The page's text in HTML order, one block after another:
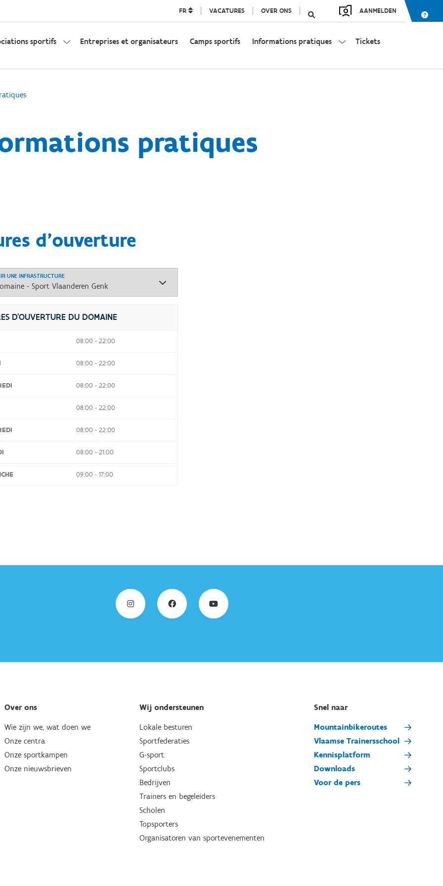
FR VACATURES OVER ONS AANMELDEN
sportifs Entreprises et organisateurs Camps sportifs Informations pratiques Tickets
pratiques
d'ouverture
UNE INFRASTRUCTURE
D'OUVERTURE DU DOMAINE
08:00 - 22:00
08:00 - 22:00
08:00 - 22:00
08:00 - 22:00
08:00 - 22:00
08:00 - 21:00
09:00 - 17:00
Over ons
Wie zijn we, wat doen we
Onze centra
Onze sportkampen
Onze nieuwsbrieven
Wij ondersteunen
Lokale besturen
Sportfederaties
G-sport
Sportclubs
Bedrijven
Trainers en begeleiders
Scholen
Topsporters
Organisatoren van sportevenementen
Snel naar
Mountainbikeroutes
Vlaamse Trainersschool
Kennisplatform
Downloads
Voor de pers